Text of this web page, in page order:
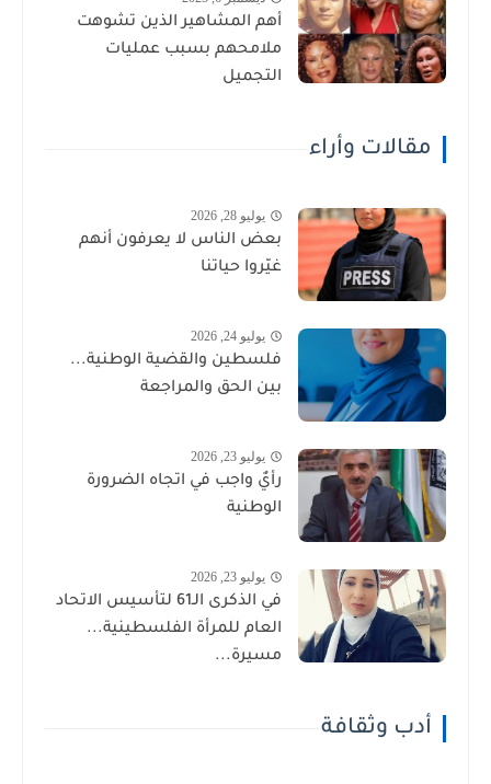
أهم المشاهير الذين تشوهت
ملامحهم بسبب عمليات
التجميل
مقالات وأراء
يوليو 28, 2026
بعض الناس لا يعرفون أنهم
غيّروا حياتنا
يوليو 24, 2026
فلسطين والقضية الوطنية...
بين الحق والمراجعة
يوليو 23, 2026
رأيٌ واجب في اتجاه الضرورة
الوطنية
يوليو 23, 2026
في الذكرى الـ61 لتأسيس الاتحاد
العام للمرأة الفلسطينية...
مسيرة...
أدب وثقافة